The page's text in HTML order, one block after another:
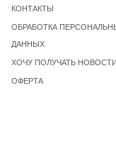
КОНТАКТЫ
ОБРАБОТКА
ДАННЫХ
ХОЧУ ПОЛУЧАТЬ НОВОСТИ
ОФЕРТА